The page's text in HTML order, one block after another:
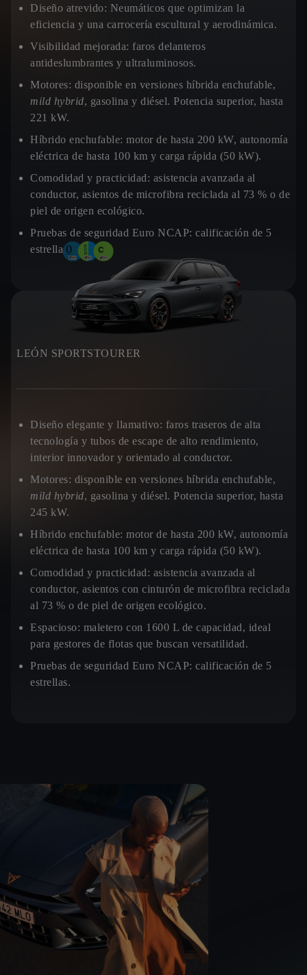
Diseño atrevido: Neumáticos que optimizan la
eficiencia y una carrocería escultural y aerodinámica.
Visibilidad mejorada: faros delanteros
antideslumbrantes y ultraluminosos.
Motores: disponible en versiones híbrida enchufable,
mild hybrid, gasolina y diésel. Potencia superior, hasta
221 kW.
Híbrido enchufable: motor de hasta 200 kW, autonomía
eléctrica de hasta 100 km y carga rápida (50 kW).
Comodidad y practicidad: asistencia avanzada al
conductor, asientos de microfibra reciclada al 73 % o de
piel de origen ecológico.
Pruebas de seguridad Euro NCAP: calificación de 5
estrellas.
LEÓN SPORTSTOURER
Diseño elegante y llamativo: faros traseros de alta
tecnología y tubos de escape de alto rendimiento,
interior innovador y orientado al conductor.
Motores: disponible en versiones híbrida enchufable,
mild hybrid, gasolina y diésel. Potencia superior, hasta
245 kW.
Híbrido enchufable: motor de hasta 200 kW, autonomía
eléctrica de hasta 100 km y carga rápida (50 kW).
Comodidad y practicidad: asistencia avanzada al
conductor, asientos con cinturón de microfibra reciclada
al 73 % o de piel de origen ecológico.
Espacioso: maletero con 1600 L de capacidad, ideal
para gestores de flotas que buscan versatilidad.
Pruebas de seguridad Euro NCAP: calificación de 5
estrellas.